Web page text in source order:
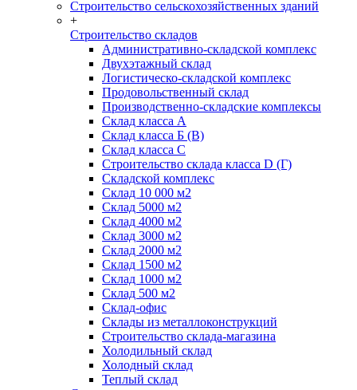
Строительство сельскохозяйственных зданий
+
Строительство складов
Административно-складской комплекс
Двухэтажный склад
Логистическо-складской комплекс
Продовольственный склад
Производственно-складские комплексы
Склад класса А
Склад класса Б (B)
Склад класса С
Строительство склада класса D (Г)
Складской комплекс
Склад 10 000 м2
Склад 5000 м2
Склад 4000 м2
Склад 3000 м2
Склад 2000 м2
Склад 1500 м2
Склад 1000 м2
Склад 500 м2
Склад-офис
Склады из металлоконструкций
Строительство склада-магазина
Холодильный склад
Холодный склад
Теплый склад